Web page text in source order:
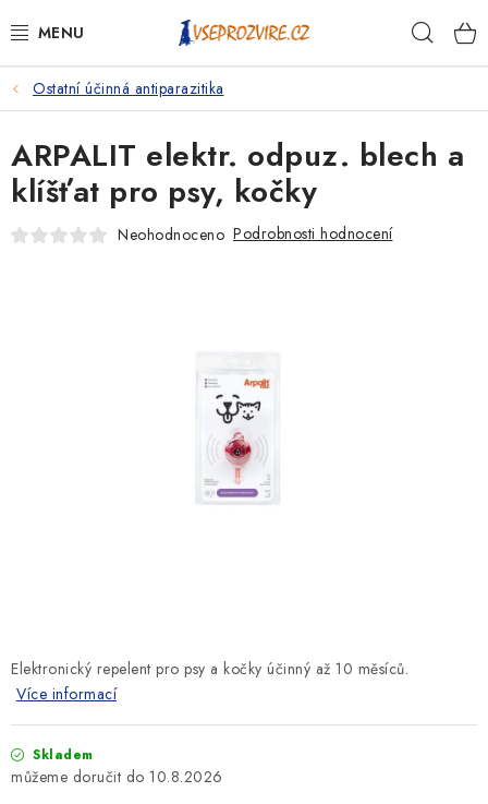
na
PSI
KOČKY
KONĚ
Ostatní účinná antiparazitika
Elektronický repelent pro psy a kočky účinný až 10 měsíců.
Více informací
Skladem
10.8.2026
ARPALIT elektr. odpuz. blech a
klíšťat pro psy, kočky
Neohodnoceno Podrobnosti hodnocení